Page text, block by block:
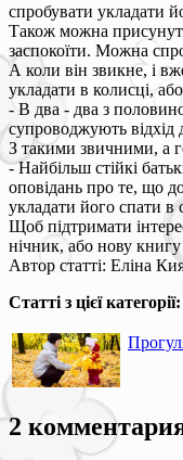
спробувати укладати
Також можна
заспокоїти. Можна
А коли він звикне, і
укладати в колисці,
- В два - два з
супроводжують
З такими звичними, а
- Найбільш стійкі
оповідань про те, що
укладати його спати в
Щоб підтримати
нічник, або нову
Автор статті: Еліна
Статті з цієї категорії:
2